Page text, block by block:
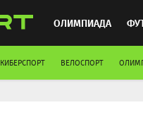
ОЛИМПИАДА
ХОККЕЙ ММА
КИБЕРСПОРТ ВЕЛОСПОРТ